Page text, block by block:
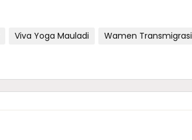
Viva Yoga Mauladi
Wamen Transmigrasi